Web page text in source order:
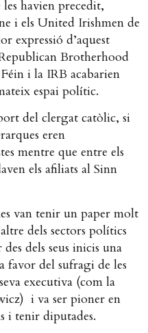
les havien precedit,
i els United Irishmen de
expressió d’aquest
Brotherhood
i la IRB acabarien
espai polític.
del clergat catòlic, si
eren
mentre que entre els
els afiliats al Sinn
van tenir un paper molt
dels sectors polítics
dels seus inicis una
favor del sufragi de les
executiva (com la
i va ser pioner en
i tenir diputades.